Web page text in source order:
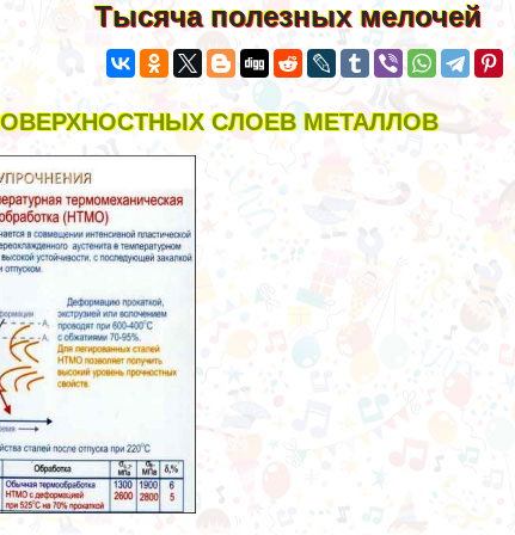
Тысяча полезных мелочей
СЛОЕВ МЕТАЛЛОВ